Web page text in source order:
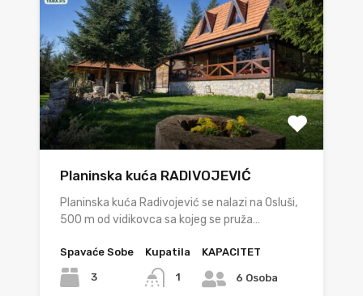
Planinska kuća RADIVOJEVIĆ
Planinska kuća Radivojević se nalazi na Osluši,
500 m od vidikovca sa kojeg se pruža…
Spavaće Sobe
3
Kupatila
1
KAPACITET
6 Osoba